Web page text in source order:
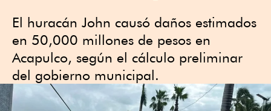
El huracán John causó daños estimados
en 50,000 millones de pesos en
Acapulco, según el cálculo preliminar
del gobierno municipal.